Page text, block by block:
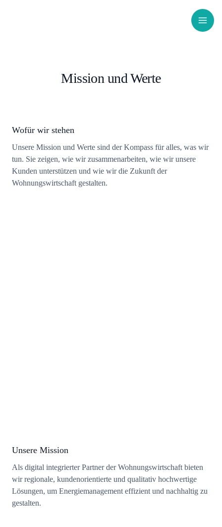
Mission und Werte
Wofür wir stehen
Unsere Mission und Werte sind der Kompass für alles, was wir
tun. Sie zeigen, wie wir zusammenarbeiten, wie wir unsere
Kunden unterstützen und wie wir die Zukunft der
Wohnungswirtschaft gestalten.
Unsere Mission
Als digital integrierter Partner der Wohnungswirtschaft bieten
wir regionale, kundenorientierte und qualitativ hochwertige
Lösungen, um Energiemanagement effizient und nachhaltig zu
gestalten.